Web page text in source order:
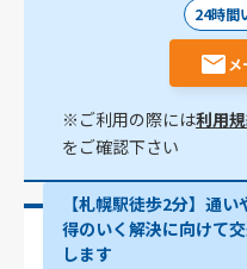
24時間
※ご利用の際には利用
をご確認下さい
【札幌駅徒歩2分】通
得のいく解決に向けて
します